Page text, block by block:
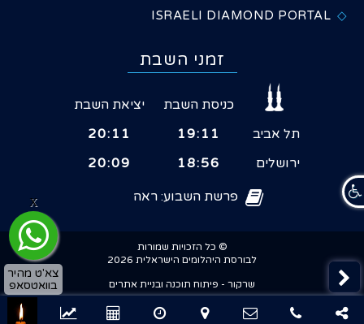
ISRAELI DIAMOND PORTAL
זמני השבת
כניסת השבת
יציאת השבת
תל אביב
19:11
20:11
ירושלים
18:56
20:09
פרשת השבוע: ראה
© כל הזכויות שמורות
לבורסת היהלומים הישראלית 2026
שרקור - פיתוח תוכנה ובניית אתרים
× שיתוף
X
צא'ט מהיר
בוואטסאפ